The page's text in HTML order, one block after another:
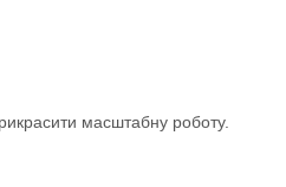
масштабну роботу.